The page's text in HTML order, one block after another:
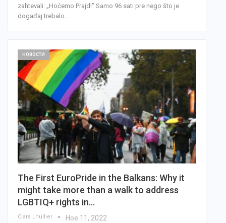
zahtevali: „Hoćemo Prajd!” Samo 96 sati pre nego što je
događaj trebalo…
НОВОСТИ
The First EuroPride in the Balkans: Why it
might take more than a walk to address
LGBTIQ+ rights in…
Clara Lhullier Ное 11, 2022